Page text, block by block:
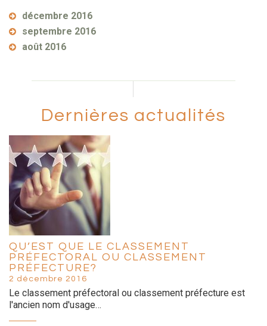
décembre 2016
septembre 2016
août 2016
Dernières actualités
QU’EST QUE LE CLASSEMENT
PRÉFECTORAL OU CLASSEMENT
PRÉFECTURE?
2 décembre 2016
Le classement préfectoral ou classement préfecture est
l'ancien nom d'usage…